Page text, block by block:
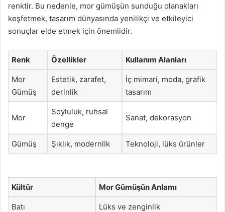
renktir. Bu nedenle, mor gümüşün sunduğu olanakları
keşfetmek, tasarım dünyasında yenilikçi ve etkileyici
sonuçlar elde etmek için önemlidir.
Renk Özellikler Kullanım Alanları
Mor
Gümüş
Estetik, zarafet,
derinlik
İç mimari, moda, grafik
tasarım
Mor
Soyluluk, ruhsal
denge
Sanat, dekorasyon
Gümüş Şıklık, modernlik Teknoloji, lüks ürünler
Kültür Mor Gümüşün Anlamı
Batı Lüks ve zenginlik